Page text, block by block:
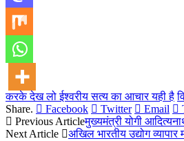
करके देख लो ईश्वरीय सत्य का आचार यही है
Share.
Facebook Twitter Email
Previous Articleमुख्यमंत्री योगी
Next Article
अखिल भारतीय उद्योग